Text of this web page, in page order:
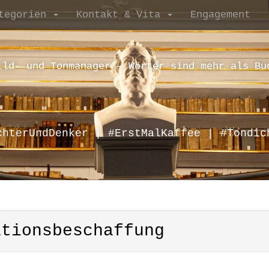
Kontakt & Vita Engagement
und Tonmanager – Wörter sind mehr als
| #ErstMalKaffee |